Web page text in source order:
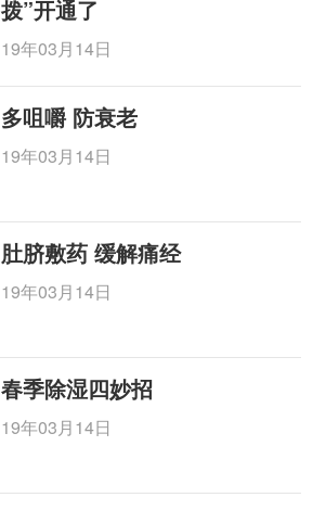
拨”开通了
19年03月14日
多咀嚼 防衰老
19年03月14日
肚脐敷药 缓解痛经
19年03月14日
春季除湿四妙招
19年03月14日